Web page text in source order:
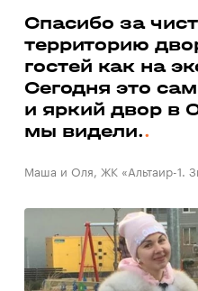
Спасибо за
территорию
гостей как на
Сегодня это
и яркий двор в
мы видели.
Маша и Оля, ЖК «Альтаир-1.